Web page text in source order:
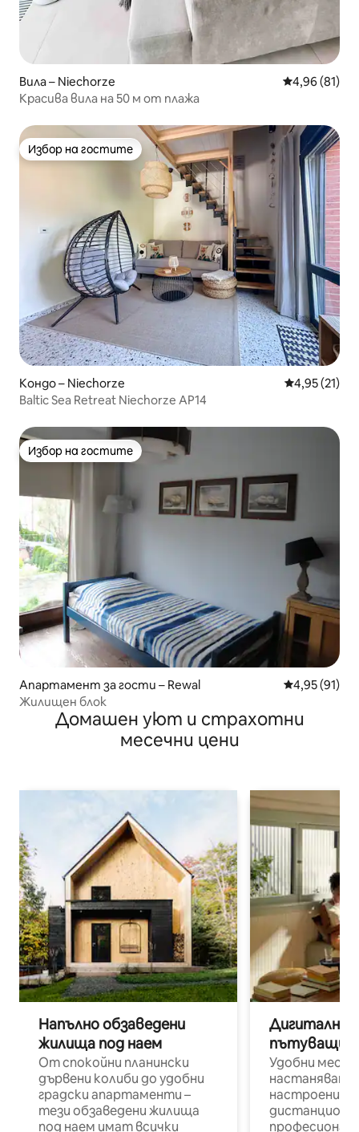
Вила – Niechorze Средна
4,96 (81)
Красива вила на 50 м от плажа
Избор на гостите
Избор на гостите
Кондо – Niechorze Средна
4,95 (21)
Baltic Sea Retreat Niechorze AP14
Избор на гостите
Избор на гостите
Апартамент за гости – Rewal Средна
4,95 (91)
Жилищен блок
Домашен уют и страхотни
месечни цени
Напълно обзаведени
жилища под наем
От спокойни планински
дървени колиби до удобни
градски апартаменти –
тези обзаведени жилища
под наем имат всички
Дигитални
пътуващи
Удобни
настаняване
настроени и